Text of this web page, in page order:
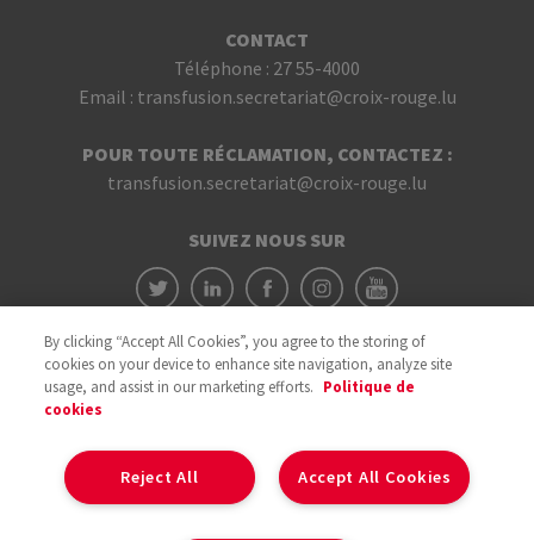
CONTACT
Téléphone : 27 55-4000
Email : transfusion.secretariat@croix-rouge.lu
POUR TOUTE RÉCLAMATION, CONTACTEZ :
transfusion.secretariat@croix-rouge.lu
SUIVEZ NOUS SUR
By clicking “Accept All Cookies”, you agree to the storing of
cookies on your device to enhance site navigation, analyze site
usage, and assist in our marketing efforts. Politique de
cookies
Accept All Cookies
Reject All